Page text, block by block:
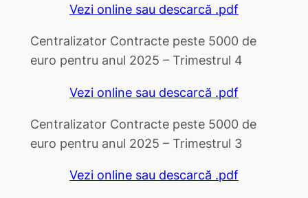
Vezi online sau descarcă .pdf
Centralizator Contracte peste 5000 de
euro pentru anul 2025 – Trimestrul 4
Vezi online sau descarcă .pdf
Centralizator Contracte peste 5000 de
euro pentru anul 2025 – Trimestrul 3
Vezi online sau descarcă .pdf